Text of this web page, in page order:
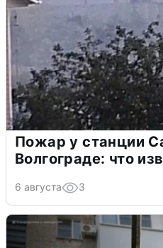
Пожар у станции
Волгограде: что
6 августа 3